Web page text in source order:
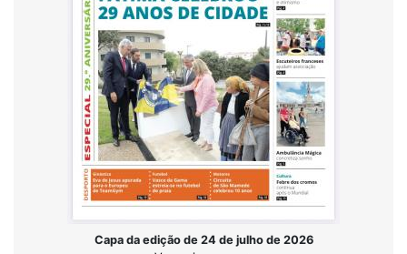
Capa da edição de 24 de julho de 2026